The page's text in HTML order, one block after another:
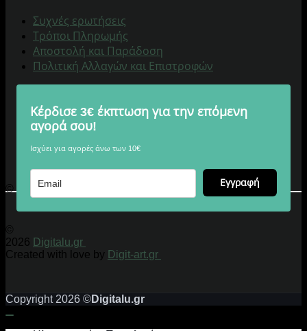
Συχνές ερωτήσεις
Τρόποι Πληρωμής
Αποστολή και Παράδοση
Πολιτική Αλλαγών και Επιστροφών
Κέρδισε 3€ έκπτωση για την επόμενη
αγορά σου!
Ισχύει για αγορές άνω των 10€
Εγγραφή
© 2026 Digitalu.gr
©
2026 Digitalu.gr
Created with love by Digit-art.gr
Copyright 2026 ©Digitalu.gr